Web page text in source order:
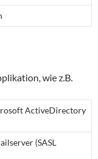
wie z.B.
ActiveDirectory
(SASL